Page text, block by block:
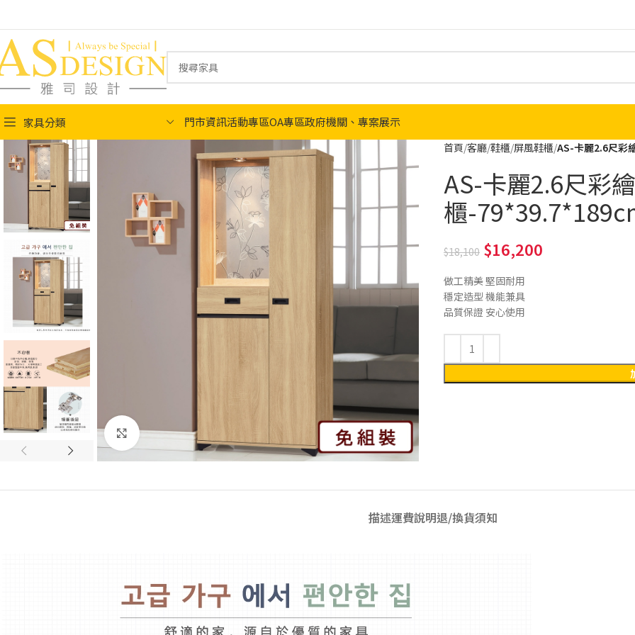
家具分類 門市資訊活動專區OA專區政府機關、專案展示
Click to enlarge
首頁 客廳 鞋櫃 屏風鞋櫃 AS-卡麗2.6尺彩
AS-卡麗2.6尺彩
櫃-
18,100 16,200
做工精美 堅固耐用
穩定造型 機能兼具
品質保證 安心使用
描述運費說明退/換貨須知